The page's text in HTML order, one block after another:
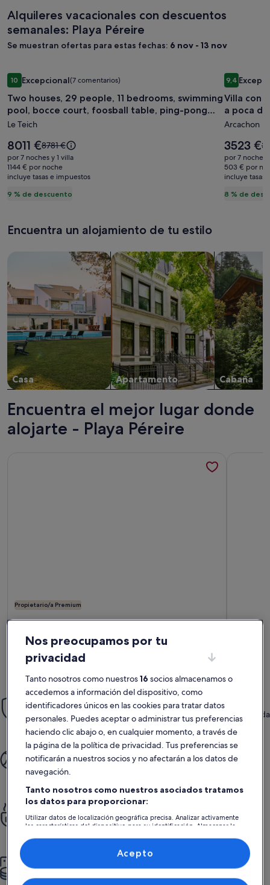
Alquileres vacacionales con descuentos
semanales: Playa Péreire
Se muestran ofertas para estas fechas: 6 nov - 13 nov
Galería
de
imágenes
de
Two
houses,
29
people,
11
bedrooms,
pool,
bocce
table,
ping-
pong
table
1010 sobre 10, Excepcional, (7 comentarios)
Excepcional(7 comentarios)
Two houses, 29 people, 11 bedrooms, swimming
pool, bocce court, foosball table, ping-pong
table
Le Teich
9 % de descuento
El
precio
es
de
8011 €El
precio
era
de
consulta
sobre
estándar.
8781 €
por 7 noches y 1 villa
1144 € por noche
incluye tasas e impuestos
Two houses, 29 people, 11 bedrooms, swimming pool,
Galería
de
de
Villa
con
piscina
playa
y
a
pie
9,49,4 sobre
Villa con
a poca
Arcachon
8 % de
El
precio
es
de
3523 €El
por 7 noches
503 € por
incluye tasas
Villa con
Encuentra un alojamiento de tu estilo
Casa Apartamento
Busca apartamentos
Cabaña
Buscar
Encuentra el mejor lugar donde
alojarte - Playa Péreire
Más información sobre Casa / villa / chalet - Lege cap-ferret
Propietario/a Premium
8 huéspedes · 4 habitaciones · 1 baño o más
10 de 10
Excepcional
excepcional
Más información sobre Casa / villa / chalet - Lege cap-ferret
Más
Tranquilidad
Aprovecha nuestra Garantía Reserva con Confianza, que te brinda
atención 24/7.
Más tiempo para disfrutar
Regálate un viaje sin complicaciones: desde que reservas hasta
que llegas a tu destino.
Siéntete como en casa
Disfruta de cocinas totalmente equipadas, piscinas, terrazas y
Nos preocupamos por tu
privacidad
Tanto nosotros como nuestros16 socios almacenamos o
accedemos a información del dispositivo, como
identificadores únicos en las cookies para tratar datos
personales. Puedes aceptar o administrar tus preferencias
haciendo clic abajo o, en cualquier momento, a través de
la página de la política de privacidad. Tus preferencias se
notificarán a nuestros socios y no afectarán a los datos de
navegación.
Tanto nosotros como nuestros asociados tratamos
los datos para proporcionar:
Utilizar datos de localización geográfica precisa. Analizar activamente
las características del dispositivo para su identificación. Almacenar la
contenido personalizados, medición de publicidad y contenido,
investigación de audiencia y desarrollo de servicios.
Acepto